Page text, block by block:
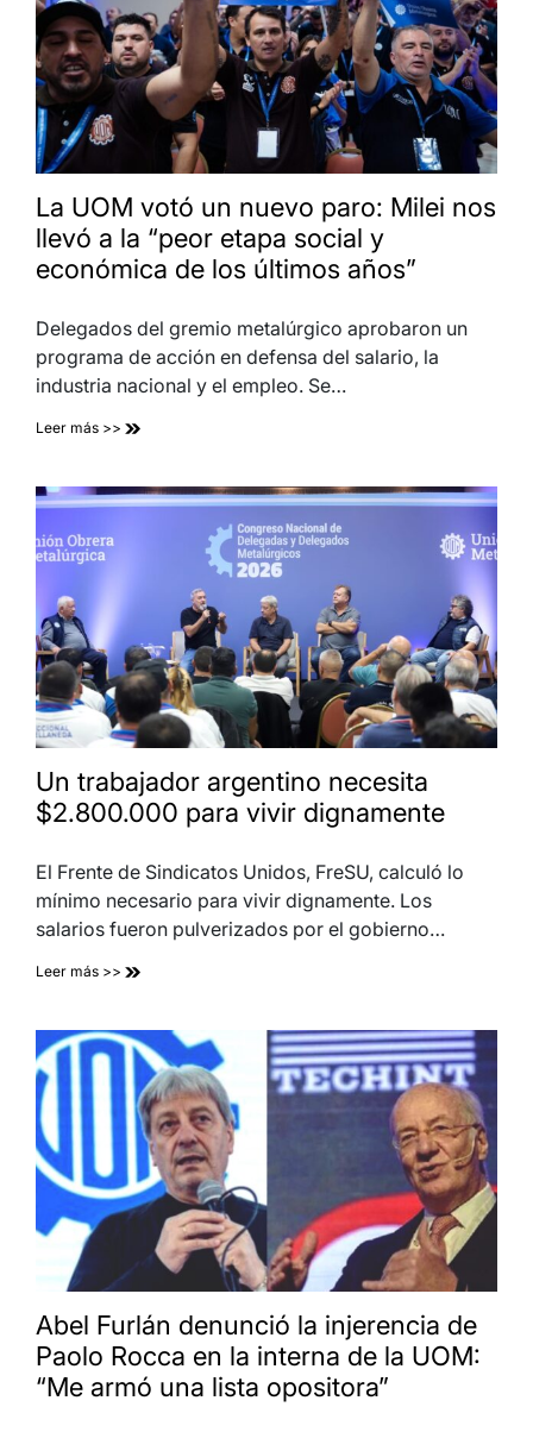
La UOM votó un nuevo paro: Milei nos
llevó a la “peor etapa social y
económica de los últimos años”
Delegados del gremio metalúrgico aprobaron un
programa de acción en defensa del salario, la
industria nacional y el empleo. Se…
Leer más >>
Un trabajador argentino necesita
$2.800.000 para vivir dignamente
El Frente de Sindicatos Unidos, FreSU, calculó lo
mínimo necesario para vivir dignamente. Los
salarios fueron pulverizados por el gobierno…
Leer más >>
Abel Furlán denunció la injerencia de
Paolo Rocca en la interna de la UOM:
“Me armó una lista opositora”